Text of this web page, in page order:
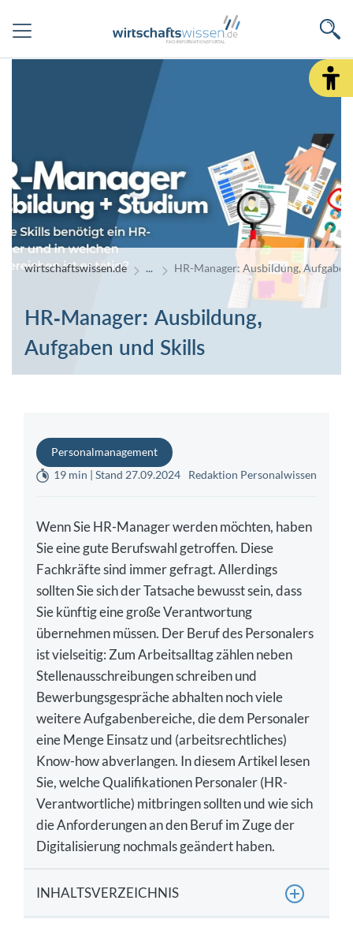
wirtschaftswissen.de HR-Manager: Ausbildung, Aufgaben
HR-Manager: Ausbildung,
Aufgaben und Skills
Personalmanagement
19 min | Stand 27.09.2024
Redaktion Personalwissen
Wenn Sie HR-Manager werden möchten, haben
Sie eine gute Berufswahl getroffen. Diese
Fachkräfte sind immer gefragt. Allerdings
sollten Sie sich der Tatsache bewusst sein, dass
Sie künftig eine große Verantwortung
übernehmen müssen. Der Beruf des Personalers
ist vielseitig: Zum Arbeitsalltag zählen neben
Stellenausschreibungen schreiben und
Bewerbungsgespräche abhalten noch viele
weitere Aufgabenbereiche, die dem Personaler
eine Menge Einsatz und (arbeitsrechtliches)
Know-how abverlangen. In diesem Artikel lesen
Sie, welche Qualifikationen Personaler (HR-
Verantwortliche) mitbringen sollten und wie sich
die Anforderungen an den Beruf im Zuge der
Digitalisierung nochmals geändert haben.
INHALTSVERZEICHNIS